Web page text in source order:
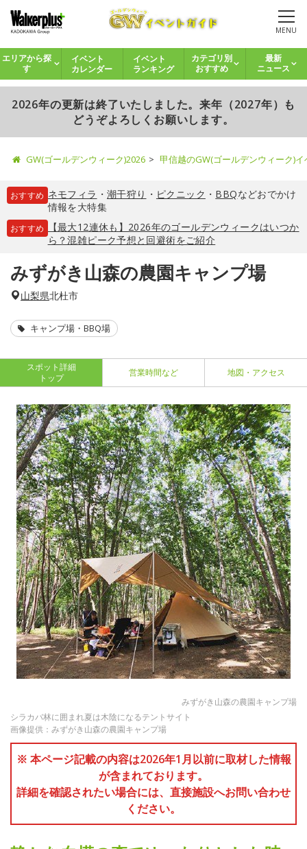
MENU
エリアから探
す
イベント
カレンダー
イベント
ランキング
カテゴリ別
おすすめ
最新
ニュース
2026年の更新は終了いたしました。来年（2027年）も
どうぞよろしくお願いします。
GW(ゴールデンウィーク)2026 甲信越のGW(ゴールデンウィーク)
おすすめ ネモフィラ ・ 潮干狩り ・ ピクニック ・ BBQなどおでかけ
情報を大特集
おすすめ
【最大12連休も】2026年のゴールデンウィークはいつか
ら？混雑ピーク予想と回避術をご紹介
みずがき山森の農園キャンプ場
山梨県北杜市
キャンプ場・BBQ場
スポット詳細
トップ
営業時間など 地図・アクセス
みずがき山森の農園キャンプ場
シラカバ林に囲まれ夏は木陰になるテントサイト
画像提供：みずがき山森の農園キャンプ場
※ 本ページ記載の内容は2026年1月以前に取材した情報
が含まれております。
詳細を確認されたい場合には、直接施設へお問い合わせ
ください。